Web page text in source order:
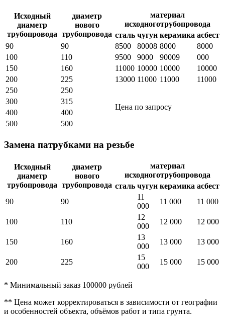
Исходный
диаметр
трубопровода
диаметр
нового
трубопровода
материал
исходноготрубопровода
сталь чугун керамика асбест
90
90 8500 80008 8000
8000
100
110 9500 9000 90009
000
150
160 11000 10000 10000
10000
200
225 13000 11000 11000
11000
250
250
Цена по запросу
300
315
400
400
500
500
Замена патрубками на резьбе
Исходный
диаметр
трубопровода
диаметр
нового
трубопровода
материал
исходноготрубопровода
сталь чугун керамика асбест
90
90
11
000
11 000 11 000
100 110
12
000
12 000 12 000
150 160
13
000
13 000 13 000
200 225
15
000
15 000 15 000
* Минимальный заказ 100000 рублей
** Цена может корректироваться в зависимости от географии
и особенностей объекта, объёмов работ и типа грунта.